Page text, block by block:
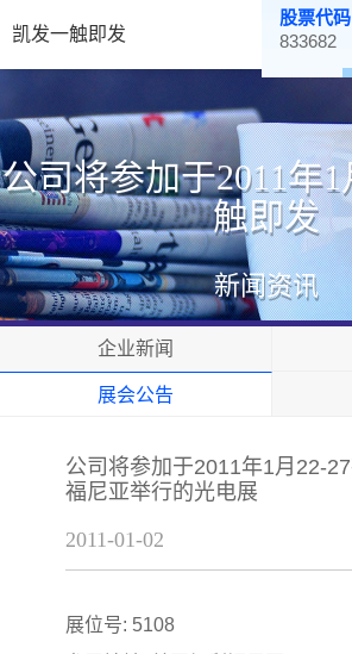
凯发一触即发
股票代码
833682
公司将参加于2011年
触即发
新闻资讯
企业新闻
展会公告
公司将参加于2011年1月22-
福尼亚举行的光电展
2011-01-02
展位号: 5108